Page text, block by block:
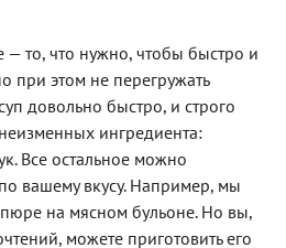
то, что нужно, чтобы быстро и
при этом не перегружать
довольно быстро, и строго
ингредиента:
Все остальное можно
вашему вкусу. Например, мы
пюре на мясном бульоне. Но вы,
можете приготовить его